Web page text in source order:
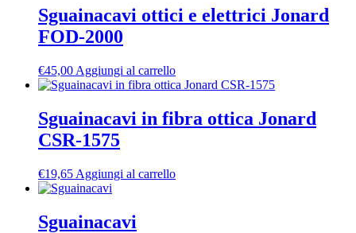
Sguainacavi ottici e elettrici Jonard
FOD-2000
€45,00 Aggiungi al carrello
Sguainacavi in fibra ottica Jonard
CSR-1575
€19,65 Aggiungi al carrello
Sguainacavi